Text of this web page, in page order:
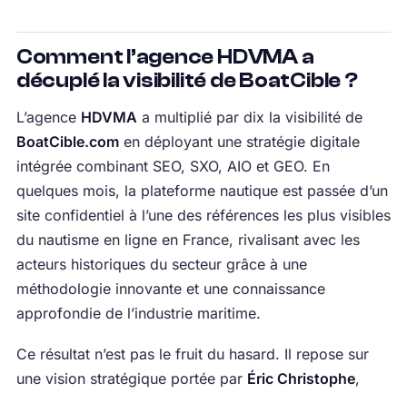
Comment l’agence HDVMA a
décuplé la visibilité de BoatCible ?
L’agence HDVMA a multiplié par dix la visibilité de
BoatCible.comen déployant une stratégie digitale
intégrée combinant SEO, SXO, AIO et GEO. En
quelques mois, la plateforme nautique est passée d’un
site confidentiel à l’une des références les plus visibles
du nautisme en ligne en France, rivalisant avec les
acteurs historiques du secteur grâce à une
méthodologie innovante et une connaissance
approfondie de l’industrie maritime.
Ce résultat n’est pas le fruit du hasard. Il repose sur
une vision stratégique portée par Éric Christophe,